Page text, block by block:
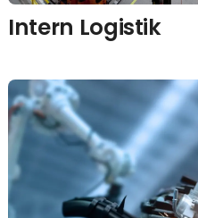
Intern Logistik